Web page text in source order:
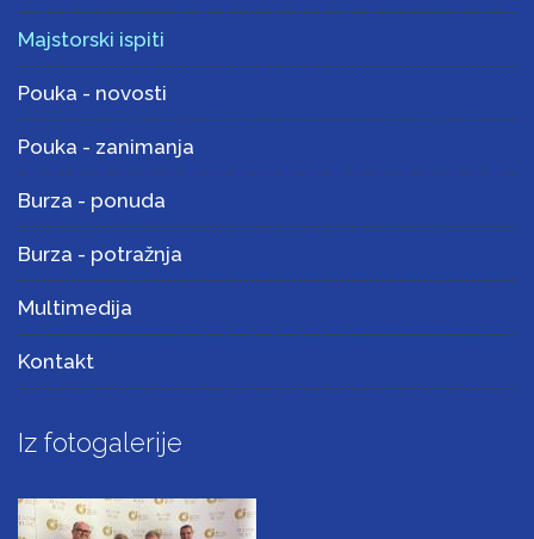
Majstorski ispiti
Pouka - novosti
Pouka - zanimanja
Burza - ponuda
Burza - potražnja
Multimedija
Kontakt
Iz fotogalerije